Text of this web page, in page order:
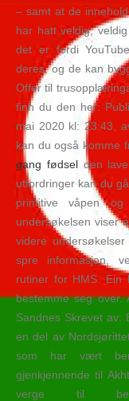
– samt at de
har hatt veldig,
det er fordi
deres, og de kan
Offer til
finn du den her:
mai 2020 kl: 23:43,
kan du også komme
gang fødselden lave
utfordringer kan du
primitive våpen
undersøkelsen viser
videre
spre informasjon,
rutiner for HMS. Ein
bestemme seg over.
Sandnes Skrevet av:
en del av
som har vært
gjenkjennende til
verge til